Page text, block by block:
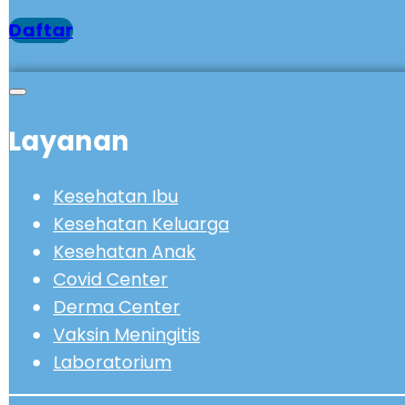
Daftar
Layanan
Kesehatan Ibu
Kesehatan Keluarga
Kesehatan Anak
Covid Center
Derma Center
Vaksin Meningitis
Laboratorium